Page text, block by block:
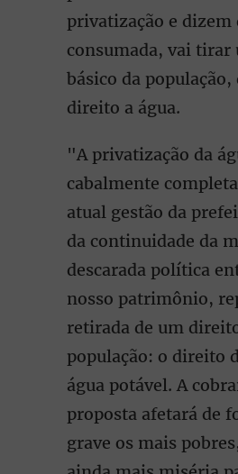
privatização e dizem
consumada, vai
básico da população,
direito a água.
"A privatização da
cabalmente
atual gestão da
da continuidade da
descarada política
nosso patrimônio,
retirada de um
população: o direito
água potável. A
proposta afetará de
grave os mais